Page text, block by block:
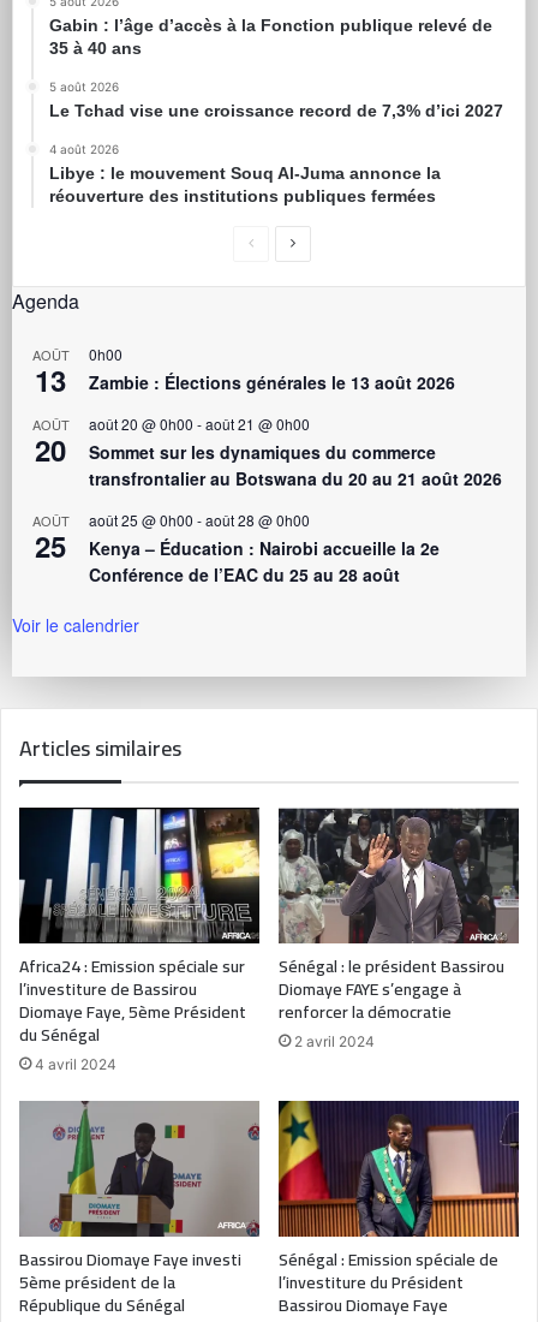
Gabin : l’âge d’accès à la Fonction publique relevé de
35 à 40 ans
5 août 2026
Le Tchad vise une croissance record de 7,3% d’ici 2027
4 août 2026
Libye : le mouvement Souq Al-Juma annonce la
réouverture des institutions publiques fermées
Agenda
AOÛT
13
0h00
Zambie : Élections générales le 13 août 2026
AOÛT
20
août 20 @ 0h00 -août 21 @ 0h00
Sommet sur les dynamiques du commerce
transfrontalier au Botswana du 20 au 21 août 2026
AOÛT
25
août 25 @ 0h00 -août 28 @ 0h00
Kenya – Éducation : Nairobi accueille la 2e
Conférence de l’EAC du 25 au 28 août
Voir le calendrier
Articles similaires
Africa24 : Emission spéciale sur
l’investiture de Bassirou
Diomaye Faye, 5ème Président
du Sénégal
4 avril 2024
Sénégal : le président Bassirou
Diomaye FAYE s’engage à
renforcer la démocratie
2 avril 2024
Bassirou Diomaye Faye investi
5ème président de la
République du Sénégal
Sénégal : Emission spéciale de
l’investiture du Président
Bassirou Diomaye Faye